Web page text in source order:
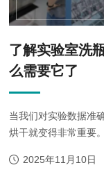
了解实验室洗
么需要它了
当我们对实验数据准
烘干就变得非常重要
作中解放出来，而且提
2025年11月10日